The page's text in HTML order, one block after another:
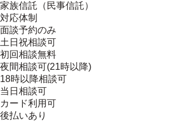
家族信託（民事信託）
対応体制
面談予約のみ
土日祝相談可
初回相談無料
夜間相談可(21時以降)
18時以降相談可
当日相談可
カード利用可
後払いあり